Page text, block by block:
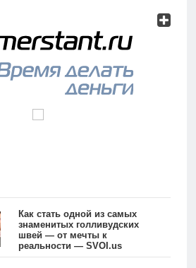
Как стать одной из самых
знаменитых голливудских
швей — от мечты к
реальности — SVOI.us
10551